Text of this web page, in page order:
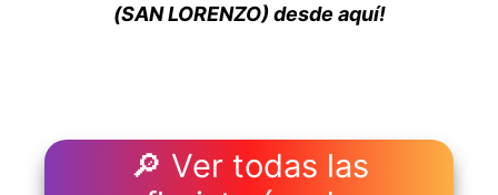
(SAN LORENZO) desde aquí!
🔎 Ver todas las